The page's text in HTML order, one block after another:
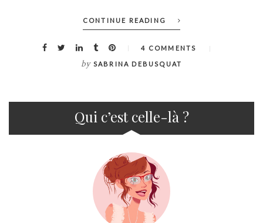
CONTINUE READING
4 COMMENTS
by SABRINA DEBUSQUAT
Qui c’est celle-là ?